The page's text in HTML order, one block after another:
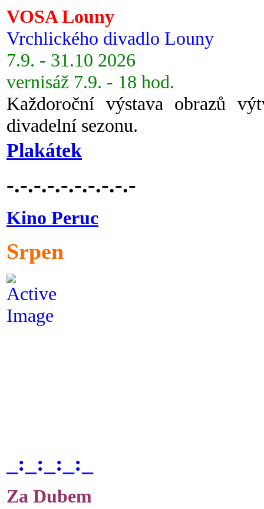
VOSA Louny
Vrchlického divadlo Louny
7.9. - 31.10 2026
vernisáž 7.9. - 18 hod.
Každoroční výstava obrazů
divadelní sezonu.
Plakátek
-.-.-.-.-.-.-.-.-.-
Kino Peruc
Srpen
_:_:_:_:_
Za Dubem